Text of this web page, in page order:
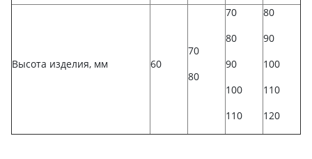
Высота изделия, мм 60
70
80
70
80
90
100
110
80
90
100
110
120